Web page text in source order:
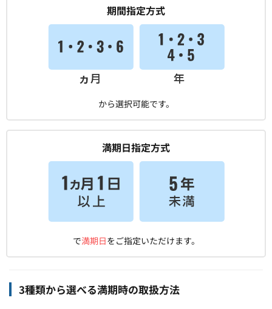
期間指定方式
から選択可能です。
満期日指定方式
で満期日をご指定いただけます。
3種類から選べる満期時の取扱方法